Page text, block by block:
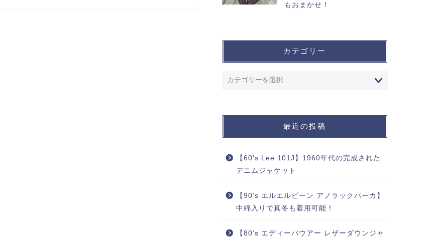
もおまかせ！
カテゴリー
最近の投稿
【60’s Lee 101J】1960年代の完成された
デニムジャケット
【90’s エルエルビーン アノラックパーカ】
中綿入りで真冬も着用可能！
【80’s エディーバウアー レザーダウンジャ